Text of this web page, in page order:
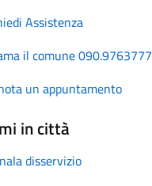
Assistenza
il comune 090.9763777
un appuntamento
in città
disservizio